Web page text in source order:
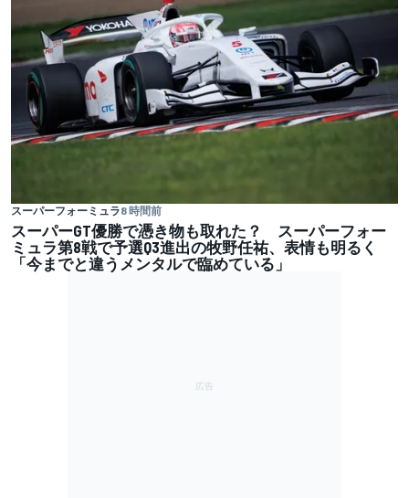
スーパーフォーミュラ8 時間前
スーパーGT優勝で憑き物も取れた？ スーパーフォー
ミュラ第8戦で予選Q3進出の牧野任祐、表情も明るく
「今までと違うメンタルで臨めている」